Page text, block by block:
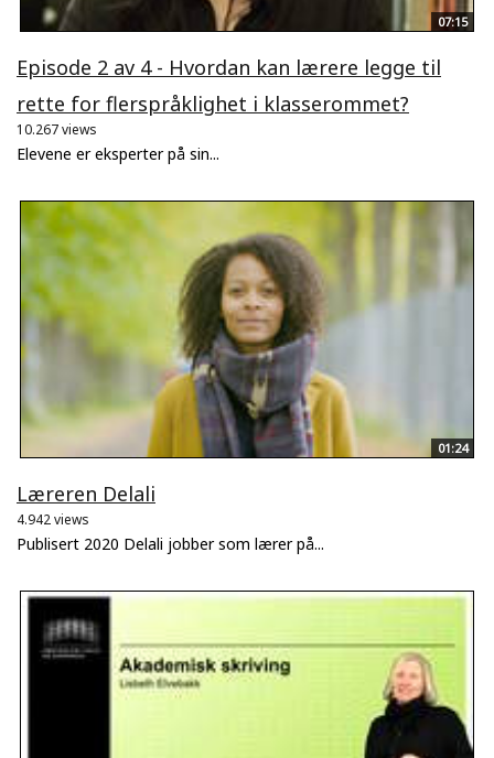
07:15
Episode 2 av 4 - Hvordan kan lærere legge til
rette for flerspråklighet i klasserommet?
10.267 views
Elevene er eksperter på sin...
01:24
Læreren Delali
4.942 views
Publisert 2020 Delali jobber som lærer på...